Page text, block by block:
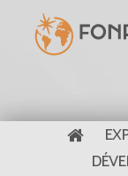
Aller au contenu